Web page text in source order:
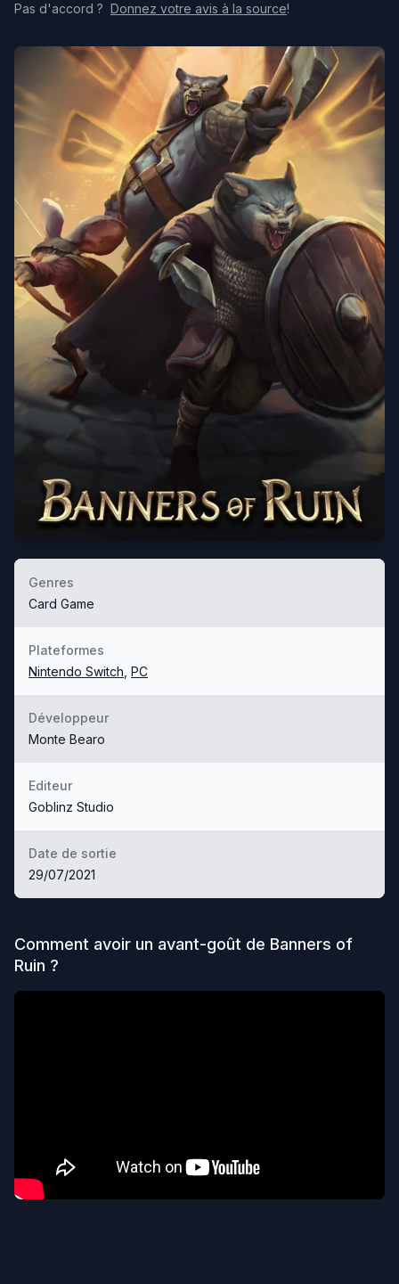
Pas d'accord ? Donnez votre avis à la source!
Genres
Card Game
Plateformes
Nintendo Switch PC
Développeur
Monte Bearo
Editeur
Goblinz Studio
Date de sortie
29/07/2021
Comment avoir un avant-goût de Banners of
Ruin ?